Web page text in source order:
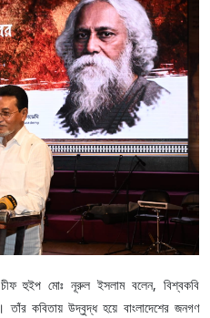
চীফ হুইপ মোঃ নূরুল ইসলাম বলেন, বিশ্বকবি
তাঁর কবিতায় উদ্বুদ্ধ হয়ে বাংলাদেশের জনগণ